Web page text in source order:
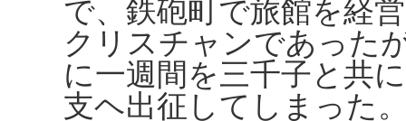
で、鉄砲町で旅館を経
クリスチャンであった
に一週間を三千子と共
支ヘ出征してしまった